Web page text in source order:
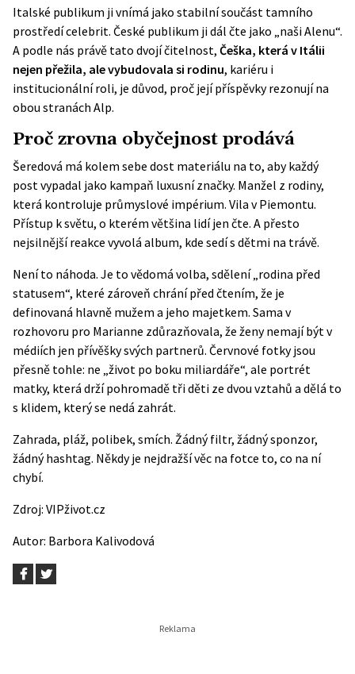
Italské publikum ji vnímá jako stabilní součást tamního
prostředí celebrit. České publikum ji dál čte jako „naši Alenu“.
A podle nás právě tato dvojí čitelnost, Češka, která v Itálii
nejen přežila, ale vybudovala si rodinu, kariéru i
institucionální roli, je důvod, proč její příspěvky rezonují na
obou stranách Alp.
Proč zrovna obyčejnost prodává
Šeredová má kolem sebe dost materiálu na to, aby každý
post vypadal jako kampaň luxusní značky. Manžel z rodiny,
která kontroluje průmyslové impérium. Vila v Piemontu.
Přístup k světu, o kterém většina lidí jen čte. A přesto
nejsilnější reakce vyvolá album, kde sedí s dětmi na trávě.
Není to náhoda. Je to vědomá volba, sdělení „rodina před
statusem“, které zároveň chrání před čtením, že je
definovaná hlavně mužem a jeho majetkem. Sama v
rozhovoru pro Marianne zdůrazňovala, že ženy nemají být v
médiích jen přívěšky svých partnerů. Červnové fotky jsou
přesně tohle: ne „život po boku miliardáře“, ale portrét
matky, která drží pohromadě tři děti ze dvou vztahů a dělá to
s klidem, který se nedá zahrát.
Zahrada, pláž, polibek, smích. Žádný filtr, žádný sponzor,
žádný hashtag. Někdy je nejdražší věc na fotce to, co na ní
chybí.
Zdroj: VIPživot.cz
Autor: Barbora Kalivodová